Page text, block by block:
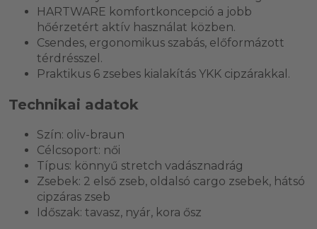
HARTWARE komfortkoncepció a jobb
hőérzetért aktív használat közben.
Csendes, ergonomikus szabás, előformázott
térdrésszel.
Praktikus 6 zsebes kialakítás YKK cipzárakkal.
Technikai adatok
Szín: oliv-braun
Célcsoport: női
Típus: könnyű stretch vadásznadrág
Zsebek: 2 első zseb, oldalsó cargo zsebek, hátsó
cipzáras zseb
Időszak: tavasz, nyár, kora ősz